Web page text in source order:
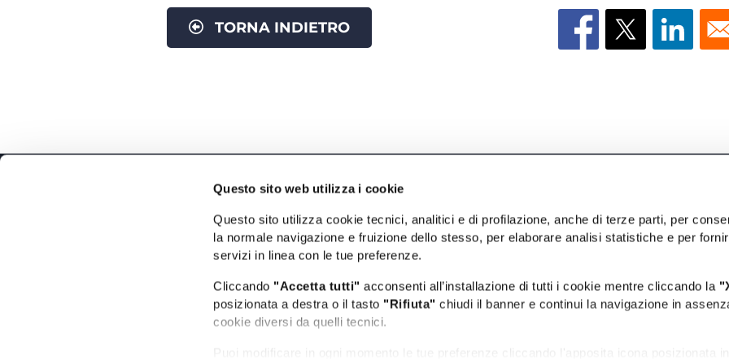
Questo sito web utilizza i cookie
Questo sito utilizza cookie tecnici, analitici e di profilazione, anche di terze parti, per
la normale navigazione e fruizione dello stesso, per elaborare analisi statistiche e per
servizi in linea con le tue preferenze.
Cliccando "Accetta tutti" acconsenti all’installazione di tutti i cookie mentre cliccando la
posizionata a destra o il tasto "Rifiuta" chiudi il banner e continui la navigazione in
cookie diversi da quelli tecnici.
Puoi modificare in ogni momento le tue preferenze cliccando l'apposita icona posizionata in
TORNA INDIETRO
Il Portale Turistico Ufficiale
Info utili
Dichiarazione di accessibilità